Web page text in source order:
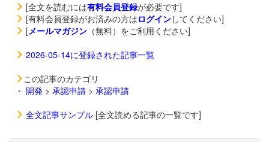
[全文を読むには有料会員登録が必要です]
[有料会員登録がお済みの方はログインしてください]
[メールマガジン （無料）をご利用ください]
2026-05-14に登録された記事一覧
この記事のカテゴリ
・ 開発 > 承認申請 > 承認申請
全文記事サンプル [全文読める記事の一覧です]